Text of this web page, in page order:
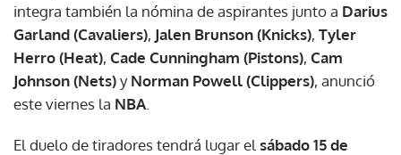
integra también la nómina de aspirantes junto a Darius
Garland (Cavaliers), Jalen Brunson (Knicks), Tyler
Herro (Heat), Cade Cunningham (Pistons), Cam
Johnson (Nets)yNorman Powell (Clippers), anunció
este viernes la NBA
El duelo de tiradores tendrá lugar el sábado 15 de